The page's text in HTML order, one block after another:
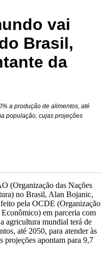
vai
Brasil,
da
a produção de alimentos, até
população, cujas projeções
(Organização das Nações
no Brasil, Alan Bojanic,
pela OCDE (Organização
em parceria com
agricultura mundial terá de
até 2050, para atender às
projeções apontam para 9,7